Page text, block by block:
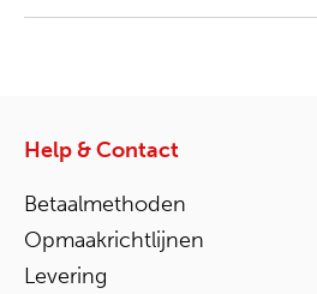
Help & Contact
Betaalmethoden
Opmaakrichtlijnen
Levering